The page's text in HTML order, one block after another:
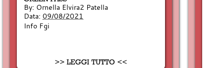
By: Ornella Elvira2 Patella
Data: 09/08/2021
Info Fgi